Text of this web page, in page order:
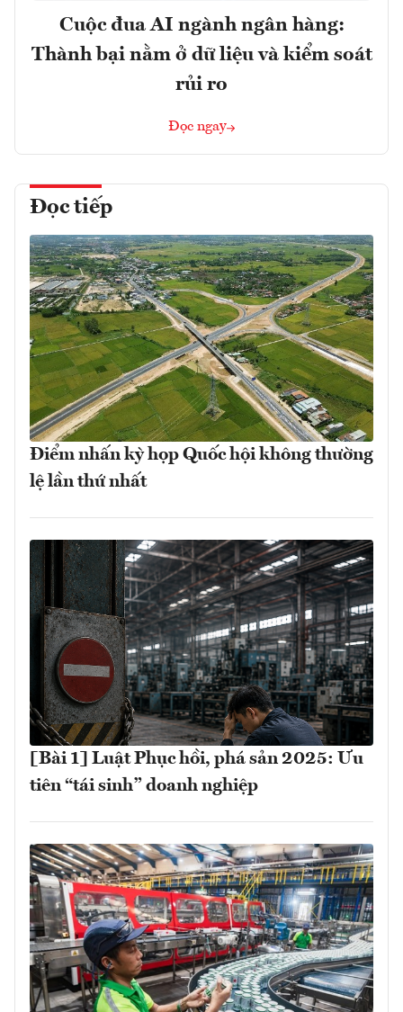
Cuộc đua AI ngành ngân hàng:
Thành bại nằm ở dữ liệu và kiểm soát
rủi ro
Đọc ngay
Đọc tiếp
Điểm nhấn kỳ họp Quốc hội không thường
lệ lần thứ nhất
[Bài 1] Luật Phục hồi, phá sản 2025: Ưu
tiên “tái sinh” doanh nghiệp